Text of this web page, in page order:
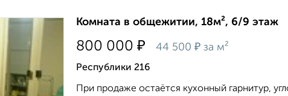
Комната в общежитии, 18м², 6/9 этаж
800 000 ₽ 44 500 ₽ за м²
Республики 216
При продаже остаётся кухонный гарнитур,